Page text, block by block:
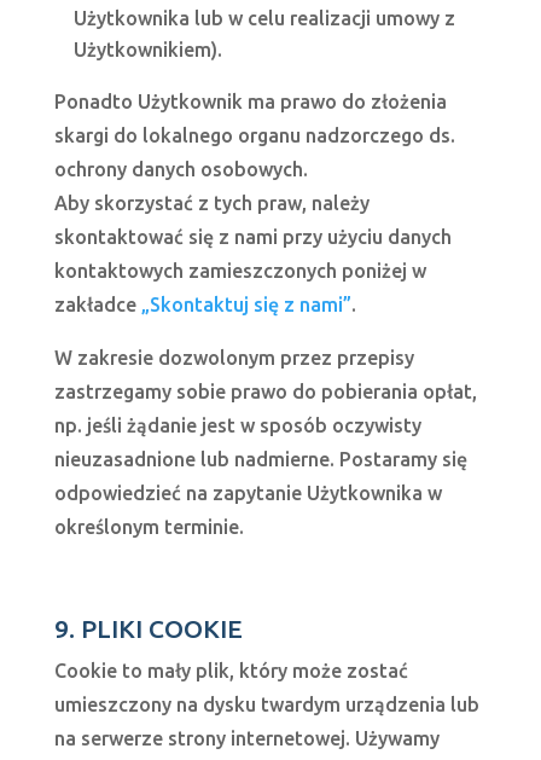
Użytkownika lub w celu realizacji umowy z
Użytkownikiem).
Ponadto Użytkownik ma prawo do złożenia
skargi do lokalnego organu nadzorczego ds.
ochrony danych osobowych.
Aby skorzystać z tych praw, należy
skontaktować się z nami przy użyciu danych
kontaktowych zamieszczonych poniżej w
zakładce „Skontaktuj się z nami”.
W zakresie dozwolonym przez przepisy
zastrzegamy sobie prawo do pobierania opłat,
np. jeśli żądanie jest w sposób oczywisty
nieuzasadnione lub nadmierne. Postaramy się
odpowiedzieć na zapytanie Użytkownika w
określonym terminie.
9. PLIKI COOKIE
Cookie to mały plik, który może zostać
umieszczony na dysku twardym urządzenia lub
na serwerze strony internetowej. Używamy